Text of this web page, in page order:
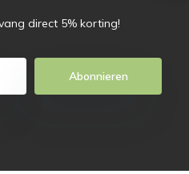
direct 5% korting!
Abonnieren